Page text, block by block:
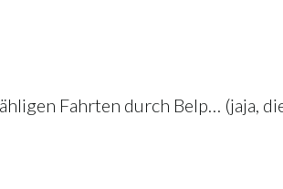
Fahrten durch Belp… (jaja,